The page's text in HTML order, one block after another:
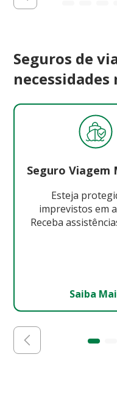
Seguros de
Seguro Viagem
Esteja
imprevistos em
Receba
Saiba